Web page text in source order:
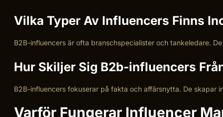
Vilka Typer Av Influencers Finns
B2B-influencers är ofta branschspecialister och tankeledare.
Hur Skiljer Sig B2b-influencers
B2B-influencers fokuserar på fakta och affärsnytta. De skapar
Varför Fungerar Influencer